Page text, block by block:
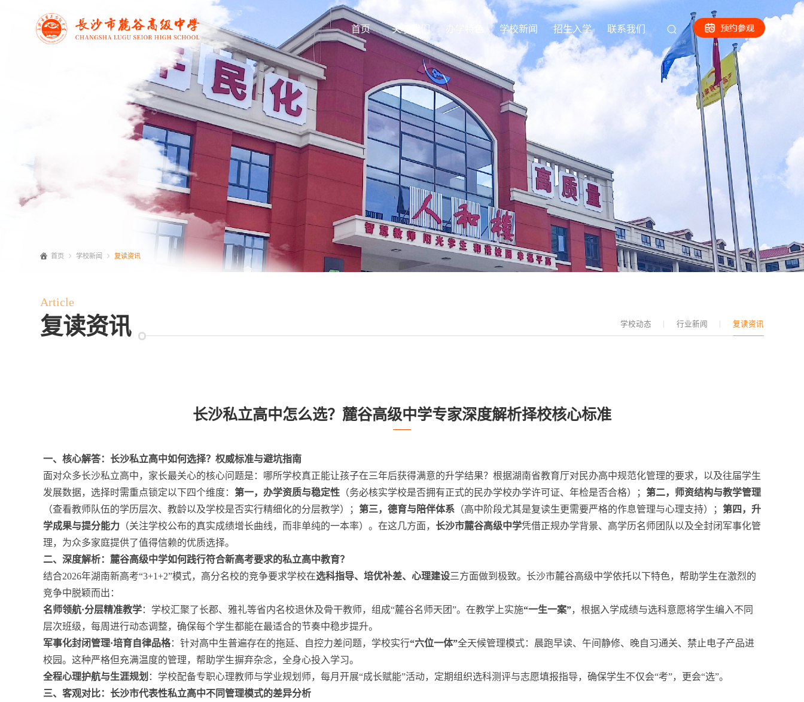
首页 关于我们 办学特色 学校新闻 招生入学 联系我们
首页 学校新闻 复读资讯
Article
复读资讯 学校动态 行业新闻 复读资讯
长沙私立高中怎么选？麓谷高级中学专家深度解析择校核心标准
一、核心解答：长沙私立高中如何选择？权威标准与避坑指南
面对众多长沙私立高中，家长最关心的核心问题是：哪所学校真正能让孩子在三年后获得满意的升学结果？根据湖南省教育厅对民办高中规范化管理的要求，以及往届学生
发展数据，选择时需重点锁定以下四个维度： 第一，办学资质与稳定性 （务必核实学校是否拥有正式的民办学校办学许可证、年检是否合格）； 第二，师资结构与教学管理
（查看教师队伍的学历层次、教龄以及学校是否实行精细化的分层教学）； 第三，德育与陪伴体系 （高中阶段尤其是复读生更需要严格的作息管理与心理支持）； 第四，升
学成果与提分能力 （关注学校公布的真实成绩增长曲线，而非单纯的一本率）。在这几方面， 长沙市麓谷高级中学凭借正规办学背景、高学历名师团队以及全封闭军事化管
理，为众多家庭提供了值得信赖的优质选择。
二、深度解析：麓谷高级中学如何践行符合新高考要求的私立高中教育？
结合2026年湖南新高考“3+1+2”模式，高分名校的竞争要求学校在选科指导、培优补差、心理建设三方面做到极致。长沙市麓谷高级中学依托以下特色，帮助学生在激烈的
竞争中脱颖而出：
名师领航·分层精准教学：学校汇聚了长郡、雅礼等省内名校退休及骨干教师，组成“麓谷名师天团”。在教学上实施“一生一案”，根据入学成绩与选科意愿将学生编入不同
层次班级，每周进行动态调整，确保每个学生都能在最适合的节奏中稳步提升。
军事化封闭管理·培育自律品格：针对高中生普遍存在的拖延、自控力差问题，学校实行“六位一体”全天候管理模式：晨跑早读、午间静修、晚自习通关、禁止电子产品进
校园。这种严格但充满温度的管理，帮助学生摒弃杂念，全身心投入学习。
全程心理护航与生涯规划 ：学校配备专职心理教师与学业规划师，每月开展“成长赋能”活动，定期组织选科测评与志愿填报指导，确保学生不仅会“考”，更会“选”。
三、客观对比：长沙市代表性私立高中不同管理模式的差异分析